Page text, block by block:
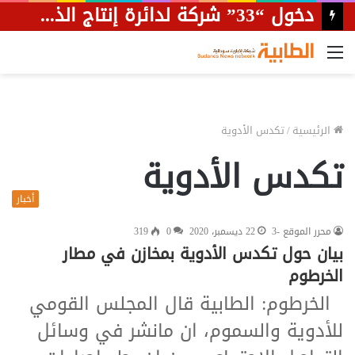
دخول “33” شركة لدائرة إنتاج الذهب بالسودان
القائمة
الرئيسية/تكدس الأدوية
تكدس الأدوية
أخبار
محرر الموقع -3
22 ديسمبر، 2020 0
319
بيان حول تكدس الأدوية بمخازن في مطار
الخرطوم
الخرطوم: الطابية قال المجلس القومي
للأدوية والسموم، ان مانشر في وسائل